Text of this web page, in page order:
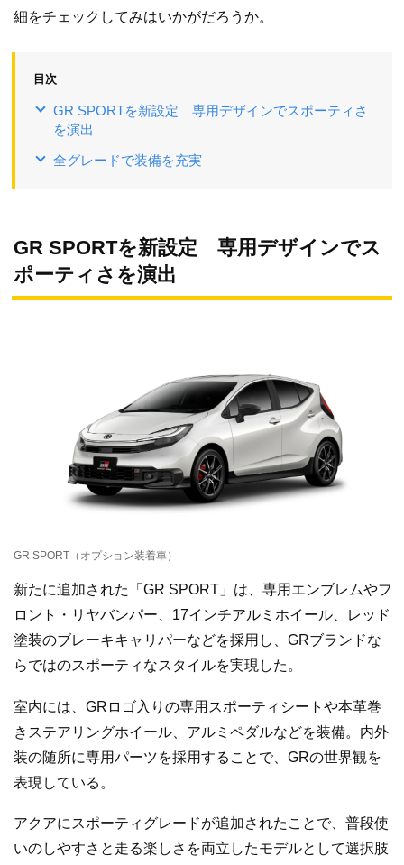
細をチェックしてみはいかがだろうか。
目次
GR SPORTを新設定 専用デザインでスポーティさ
を演出
全グレードで装備を充実
GR SPORTを新設定 専用デザインでス
ポーティさを演出
GR SPORT（オプション装着車）
新たに追加された「GR SPORT」は、専用エンブレムやフ
ロント・リヤバンパー、17インチアルミホイール、レッド
塗装のブレーキキャリパーなどを採用し、GRブランドな
らではのスポーティなスタイルを実現した。
室内には、GRロゴ入りの専用スポーティシートや本革巻
きステアリングホイール、アルミペダルなどを装備。内外
装の随所に専用パーツを採用することで、GRの世界観を
表現している。
アクアにスポーティグレードが追加されたことで、普段使
いのしやすさと走る楽しさを両立したモデルとして選択肢